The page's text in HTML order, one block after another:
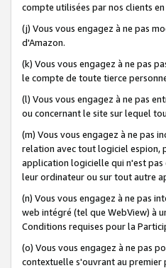
compte utilisées par nos clients
(j) Vous vous engagez à ne pas
d'Amazon.
(k) Vous vous engagez à ne pas
le compte de toute tierce
(l) Vous vous engagez à ne pas
ou concernant le site sur lequel
(m) Vous vous engagez à ne pas
relation avec tout logiciel espion,
application logicielle qui n'est pas
leur ordinateur ou sur tout autre
(n) Vous vous engagez à ne pas
web intégré (tel que WebView) à
Conditions requises pour la
(o) Vous vous engagez à ne pas
contextuelle s'ouvrant au premier